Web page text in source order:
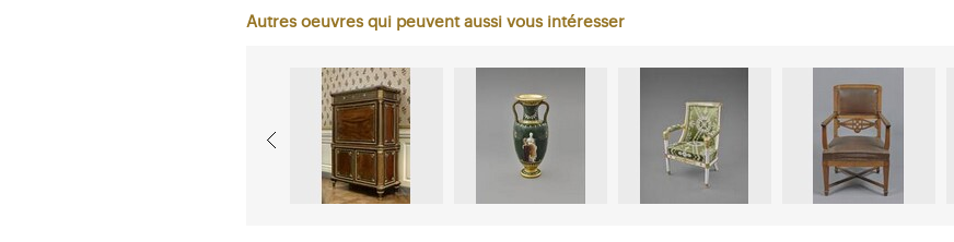
Autres oeuvres qui peuvent aussi vous intéresser